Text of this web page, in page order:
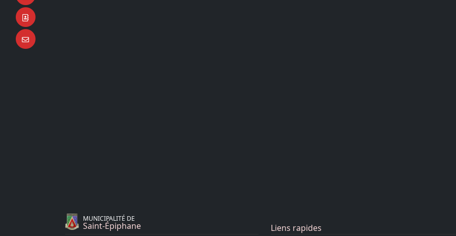
MUNICIPALITÉ DE
Saint-Épiphane Liens rapides